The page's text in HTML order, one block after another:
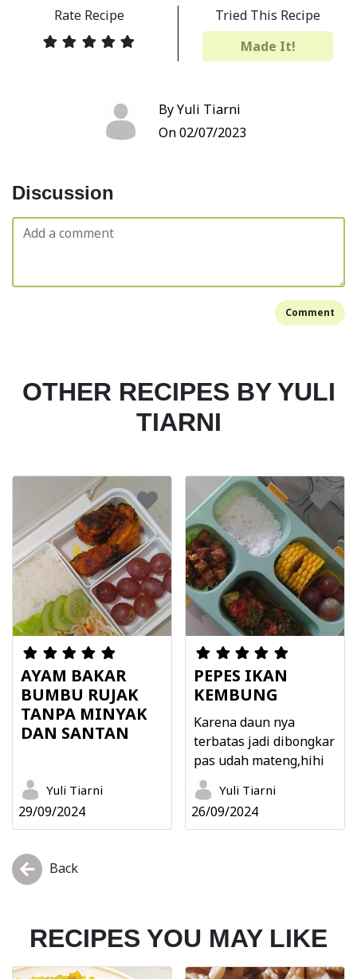
Rate Recipe
Tried This Recipe
Made It!
By Yuli Tiarni
On 02/07/2023
Discussion
Comment
OTHER RECIPES BY YULI
TIARNI
AYAM BAKAR
BUMBU RUJAK
TANPA MINYAK
DAN SANTAN
Yuli Tiarni
29/09/2024
PEPES IKAN
KEMBUNG
Karena daun nya
terbatas jadi dibongkar
pas udah mateng,hihi
Yuli Tiarni
26/09/2024
Back
RECIPES YOU MAY LIKE